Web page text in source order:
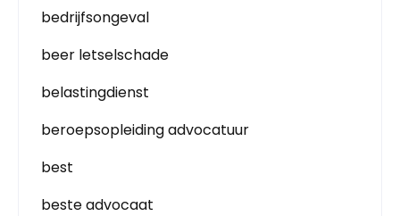
bedrijfsongeval
beer letselschade
belastingdienst
beroepsopleiding advocatuur
best
beste advocaat